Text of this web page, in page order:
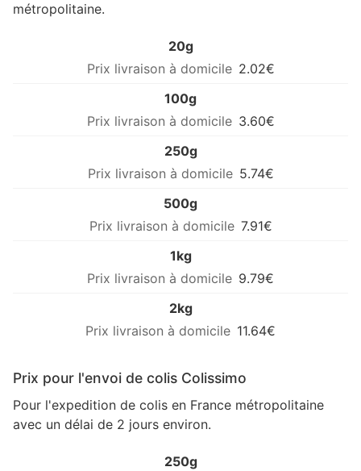
métropolitaine.
20g
2.02€
100g
3.60€
250g
5.74€
500g
7.91€
1kg
9.79€
2kg
11.64€
Prix pour l'envoi de colis Colissimo
Pour l'expedition de colis en France métropolitaine
avec un délai de 2 jours environ.
250g